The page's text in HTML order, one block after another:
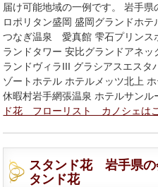
届け可能地域の一例です。 岩手
ロポリタン盛岡 盛岡グランドホ
つなぎ温泉 愛真館 雫石プリンス
ランドタワー 安比グランドアネ
ランドヴィラIII グラシアスエスタ
ゾートホテル ホテルメッツ北上
休暇村岩手網張温泉 ホテルサン
ド花 フローリスト カノシェは
スタンド花 岩手県
タンド花